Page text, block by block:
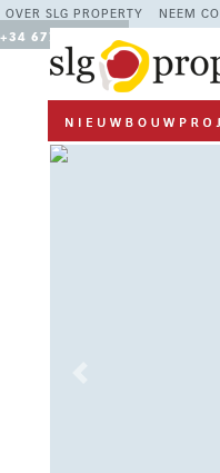
OVER SLG PROPERTY NEEM
+34 677 670 480